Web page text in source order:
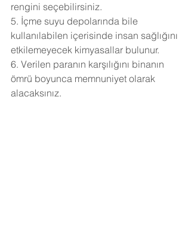
rengini seçebilirsiniz.
5. İçme suyu depolarında bile
kullanılabilen içerisinde insan sağlığını
etkilemeyecek kimyasallar bulunur.
6. Verilen paranın karşılığını binanın
ömrü boyunca memnuniyet olarak
alacaksınız.